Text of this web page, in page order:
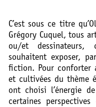
C’est sous ce titre
Grégory Cuquel, tous
ou/et dessinateurs,
souhaitent exposer,
fiction. Pour conforter
et cultivées du thème
ont choisi l’énergie
certaines